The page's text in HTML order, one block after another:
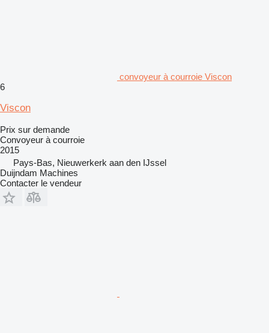
convoyeur à courroie Viscon
6
Viscon
Prix sur demande
Convoyeur à courroie
2015
Pays-Bas, Nieuwerkerk aan den IJssel
Duijndam Machines
Contacter le vendeur